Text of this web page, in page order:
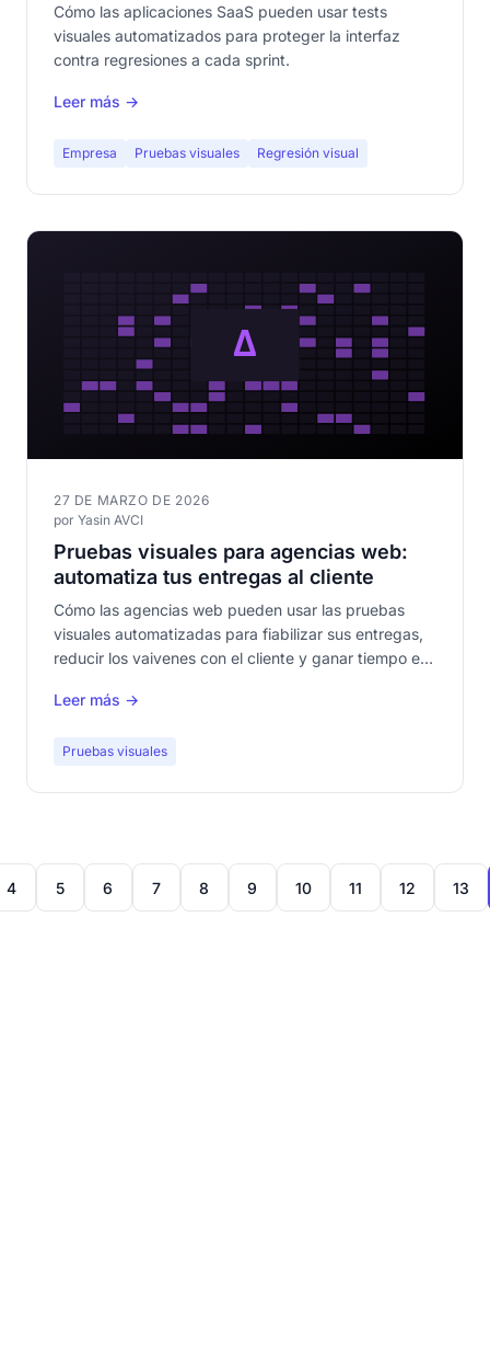
Cómo las aplicaciones SaaS pueden usar tests
visuales automatizados para proteger la interfaz
contra regresiones a cada sprint.
Leer más →
Empresa Pruebas visuales Regresión visual
27 DE MARZO DE 2026
por Yasin AVCI
Pruebas visuales para agencias web:
automatiza tus entregas al cliente
Cómo las agencias web pueden usar las pruebas
visuales automatizadas para fiabilizar sus entregas,
reducir los vaivenes con el cliente y ganar tiempo en
Leer más →
Pruebas visuales
4 5 6 7 8 9 10 11 12 13